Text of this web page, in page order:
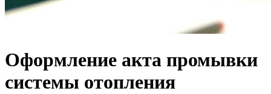
Оформление акта промывки
системы отопления